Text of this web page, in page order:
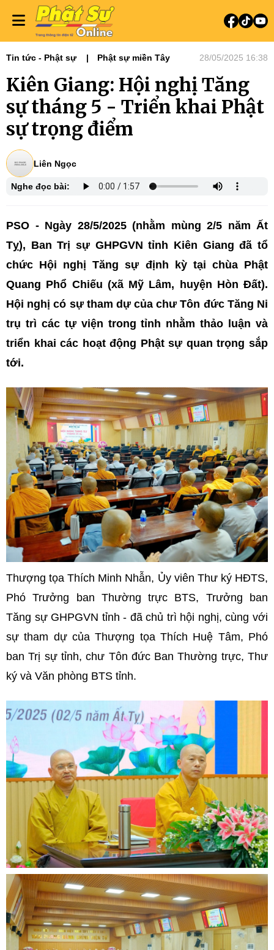
Tin tức - Phật sự Phật sự miền Tây 28/05/2025 16:38
Kiên Giang: Hội nghị Tăng
sự tháng 5 - Triển khai Phật
sự trọng điểm
Liên Ngọc
Nghe đọc bài:
PSO - Ngày 28/5/2025 (nhằm mùng 2/5 năm Ất
Tỵ), Ban Trị sự GHPGVN tỉnh Kiên Giang đã tổ
chức Hội nghị Tăng sự định kỳ tại chùa Phật
Quang Phổ Chiếu (xã Mỹ Lâm, huyện Hòn Đất).
Hội nghị có sự tham dự của chư Tôn đức Tăng Ni
trụ trì các tự viện trong tỉnh nhằm thảo luận và
triển khai các hoạt động Phật sự quan trọng sắp
tới.
Thượng tọa Thích Minh Nhẫn, Ủy viên Thư ký HĐTS,
Phó Trưởng ban Thường trực BTS, Trưởng ban
Tăng sự GHPGVN tỉnh - đã chủ trì hội nghị, cùng với
sự tham dự của Thượng tọa Thích Huệ Tâm, Phó
ban Trị sự tỉnh, chư Tôn đức Ban Thường trực, Thư
ký và Văn phòng BTS tỉnh.